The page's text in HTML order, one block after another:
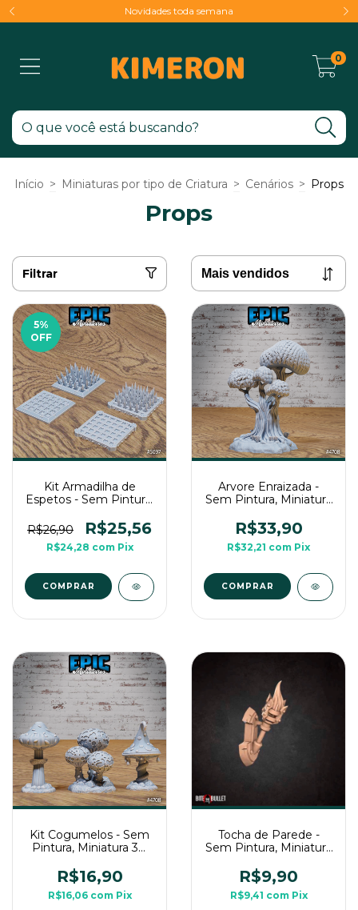
Novidades toda semana
0
Início > Miniaturas por tipo de Criatura > Cenários > Props
Props
Filtrar
5%
OFF
Kit Armadilha de
Espetos - Sem Pintura,
Para RPG de Mesa
R$26,90 R$25,56
R$24,28 com Pix
Arvore Enraizada -
Sem Pintura, Miniatura
de Mesa
R$33,90
R$32,21 com Pix
Kit Cogumelos - Sem
Pintura, Miniatura 3D
Mesa
R$16,90
R$16,06 com Pix
Tocha de Parede -
Sem Pintura, Miniatura
de Mesa
R$9,90
R$9,41 com Pix